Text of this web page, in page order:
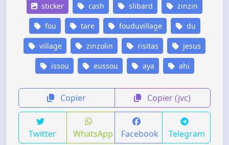
sticker cash slibard zinzin
fou tare fouduvillage du
village zinzolin risitas jesus
issou eussou aya ahi
Copier Copier (jvc)
Twitter WhatsApp Facebook Telegram